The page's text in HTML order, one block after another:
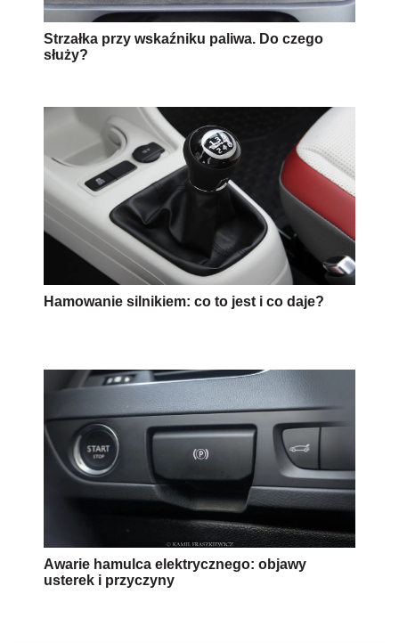
Strzałka przy wskaźniku paliwa. Do czego
służy?
Hamowanie silnikiem: co to jest i co daje?
Awarie hamulca elektrycznego: objawy
usterek i przyczyny